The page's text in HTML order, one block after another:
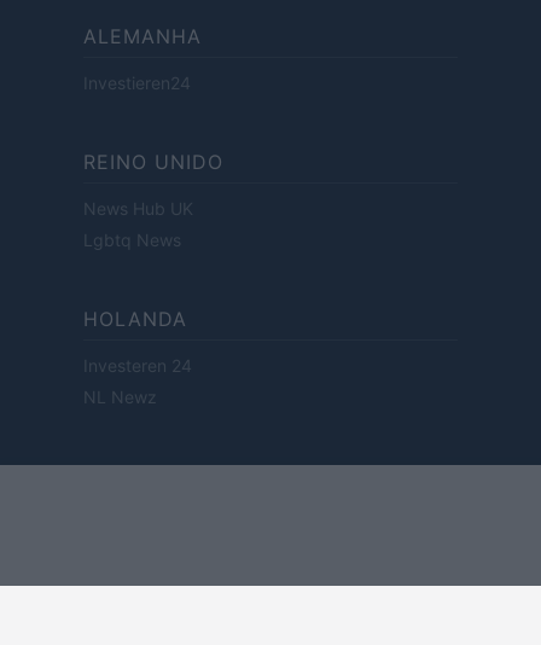
ALEMANHA
Investieren24
REINO UNIDO
News Hub UK
Lgbtq News
HOLANDA
Investeren 24
NL Newz